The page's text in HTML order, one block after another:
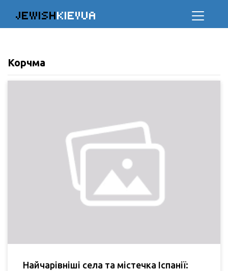
JEWISHKIEVUA
Корчма
Найчарівніші села та містечка Іспанії: